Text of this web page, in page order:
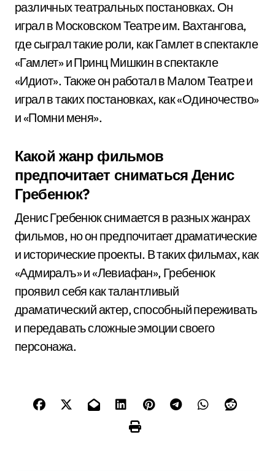
различных театральных постановках. Он
играл в Московском Театре им. Вахтангова,
где сыграл такие роли, как Гамлет в спектакле
«Гамлет» и Принц Мишкин в спектакле
«Идиот». Также он работал в Малом Театре и
играл в таких постановках, как «Одиночество»
и «Помни меня».
Какой жанр фильмов
предпочитает сниматься Денис
Гребенюк?
Денис Гребенюк снимается в разных жанрах
фильмов, но он предпочитает драматические
и исторические проекты. В таких фильмах, как
«Адмиралъ» и «Левиафан», Гребенюк
проявил себя как талантливый
драматический актер, способный переживать
и передавать сложные эмоции своего
персонажа.